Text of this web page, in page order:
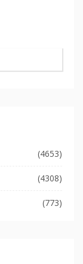
(4653)
(4308)
(773)